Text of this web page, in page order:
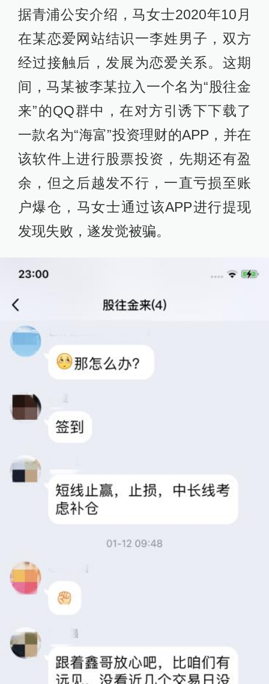
据青浦公安介绍，马女士2020年10月
在某恋爱网站结识一李姓男子，双方
经过接触后，发展为恋爱关系。这期
间，马某被李某拉入一个名为“股往金
来”的QQ群中，在对方引诱下下载了
一款名为“海富”投资理财的APP，并在
该软件上进行股票投资，先期还有盈
余，但之后越发不行，一直亏损至账
户爆仓，马女士通过该APP进行提现
发现失败，遂发觉被骗。